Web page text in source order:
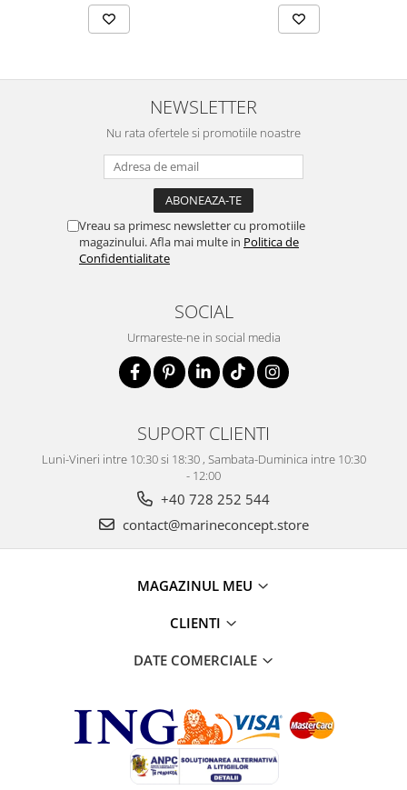
NEWSLETTER
Nu rata ofertele si promotiile noastre
Vreau sa primesc newsletter cu promotiile
magazinului. Afla mai multe in Politica de
Confidentialitate
SOCIAL
Urmareste-ne in social media
SUPORT CLIENTI
Luni-Vineri intre 10:30 si 18:30 , Sambata-Duminica intre 10:30
- 12:00
+40 728 252 544
contact@marineconcept.store
MAGAZINUL MEU
CLIENTI
DATE COMERCIALE